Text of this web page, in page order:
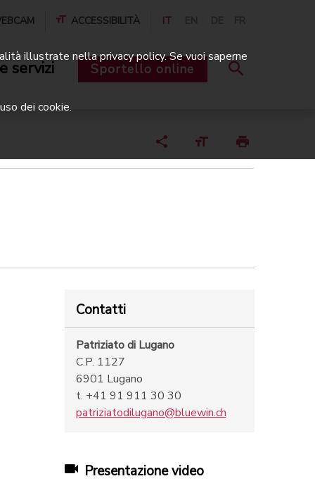
ACCESSIBILITÀ IT
servizi Sportello online
Contatti
Patriziato di Lugano
C.P. 1127
6901 Lugano
t. +41 91 911 30 30
patriziatodilugano@bluewin.ch
Presentazione video
illustrate nella privacy policy. Se vuoi saperne
dei cookie.